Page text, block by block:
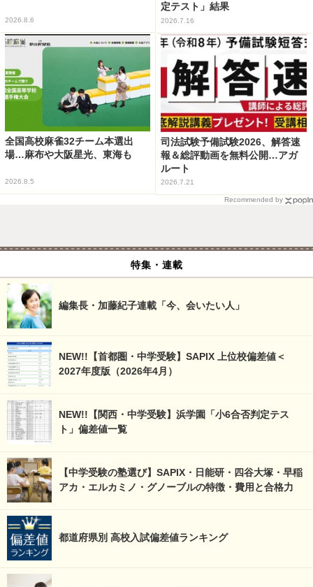
2026.8.6
定テスト」結果
2026.7.16
全国高校麻雀32チーム本選出
場…麻布や大阪星光、東海も
2026.8.5
司法試験予備試験2026、解答速
報＆総評動画を無料公開…アガ
ルート
2026.7.21
Recommended by
特集・連載
編集長・加藤紀子連載「今、会いたい人」
NEW!!【首都圏・中学受験】SAPIX 上位校偏差値＜
2027年度版（2026年4月）
NEW!!【関西・中学受験】浜学園「小6合否判定テス
ト」偏差値一覧
【中学受験の塾選び】SAPIX・日能研・四谷大塚・早稲
アカ・エルカミノ・グノーブルの特徴・費用と合格力
都道府県別 高校入試偏差値ランキング